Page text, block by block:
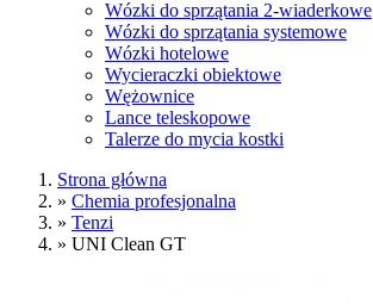
Wózki do sprzątania 2-wiaderkowe
Wózki do sprzątania systemowe
Wózki hotelowe
Wycieraczki obiektowe
Wężownice
Lance teleskopowe
Talerze do mycia kostki
Strona główna
» Chemia profesjonalna
» Tenzi
» UNI Clean GT